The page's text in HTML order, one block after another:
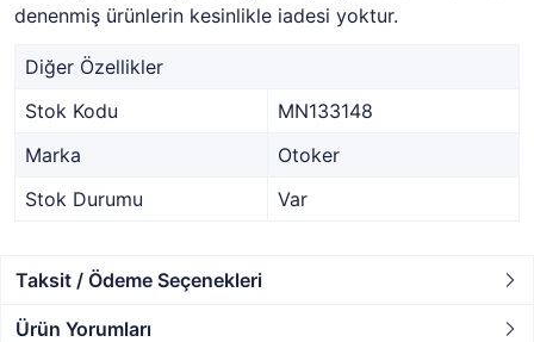
denenmiş ürünlerin kesinlikle iadesi yoktur.
Diğer Özellikler
Stok Kodu
MN133148
Marka
Otoker
Stok Durumu
Var
Taksit / Ödeme Seçenekleri
Ürün Yorumları